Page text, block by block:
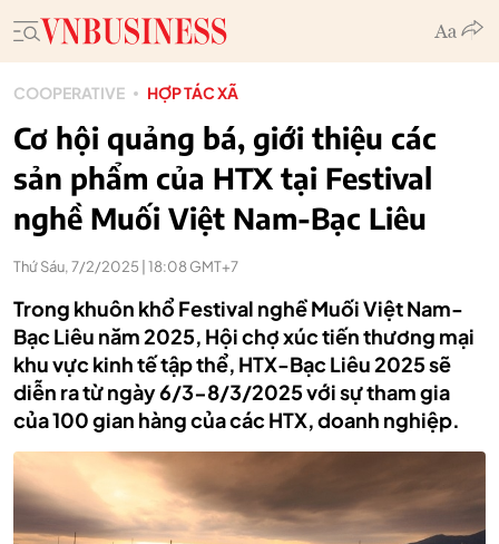
COOPERATIVE HỢP TÁC XÃ
Cơ hội quảng bá, giới thiệu các
sản phẩm của HTX tại Festival
nghề Muối Việt Nam-Bạc Liêu
Thứ Sáu, 7/2/2025 | 18:08 GMT+7
Trong khuôn khổ Festival nghề Muối Việt Nam-
Bạc Liêu năm 2025, Hội chợ xúc tiến thương mại
khu vực kinh tế tập thể, HTX-Bạc Liêu 2025 sẽ
diễn ra từ ngày 6/3-8/3/2025 với sự tham gia
của 100 gian hàng của các HTX, doanh nghiệp.